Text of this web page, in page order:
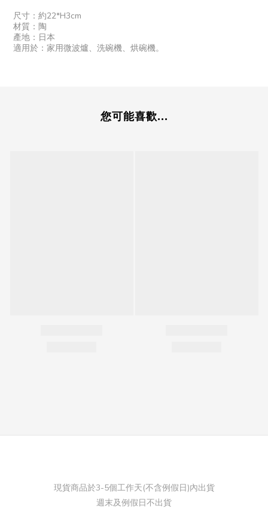
尺寸：約22*H3cm
材質：陶
產地：日本
適用於：家用微波爐、洗碗機、烘碗機。
您可能喜歡...
現貨商品於3-5個工作天(不含例假日)內出貨
週末及例假日不出貨